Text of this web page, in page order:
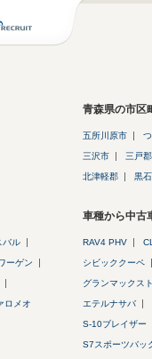
青森県の市区
五所川原市
三沢市 三戸郡
北津軽郡 黒
バル
ーゲン
ロメオ
車種から中古
RAV4 PHV
シビッククーペ
グランマックス
エテルナサバ
S-10ブレイザー
S7スポーツバッ